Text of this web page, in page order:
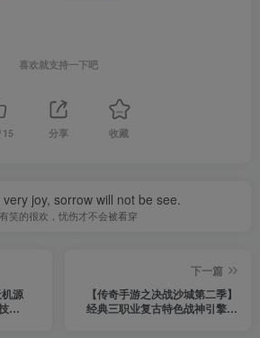
喜欢就支持一下吧
15 分享 收藏
joy, sorrow will not be see.
笑的很欢，忧伤才不会被看穿
源
下一篇
【传奇手游之决战沙城第二季】
经典三职业复古特色战神引擎传